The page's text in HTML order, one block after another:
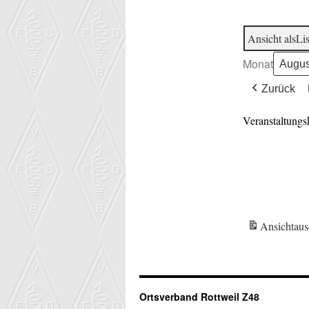
Ansicht als
Monat
Zurück
Ansicht
Ortsverband Rottweil Z48